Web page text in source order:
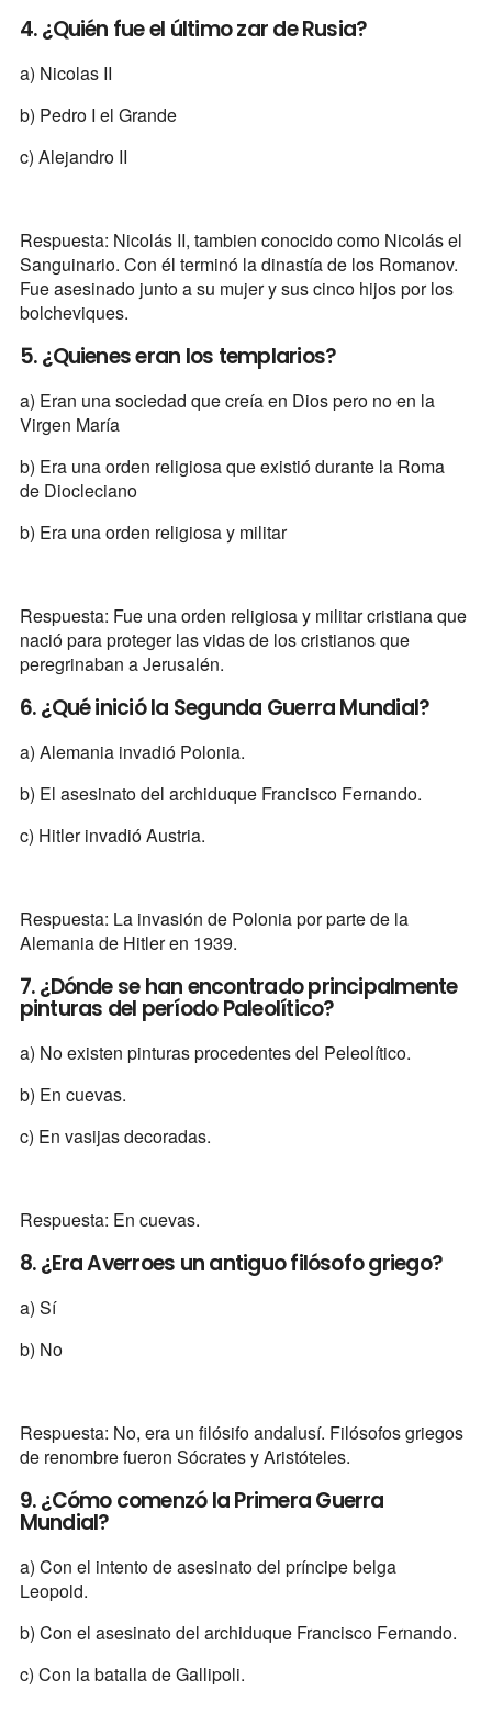
4. ¿Quién fue el último zar de Rusia?
a) Nicolas II
b) Pedro I el Grande
c) Alejandro II
Respuesta: Nicolás II, tambien conocido como Nicolás el
Sanguinario. Con él terminó la dinastía de los Romanov.
Fue asesinado junto a su mujer y sus cinco hijos por los
bolcheviques.
5. ¿Quienes eran los templarios?
a) Eran una sociedad que creía en Dios pero no en la
Virgen María
b) Era una orden religiosa que existió durante la Roma
de Diocleciano
b) Era una orden religiosa y militar
Respuesta: Fue una orden religiosa y militar cristiana que
nació para proteger las vidas de los cristianos que
peregrinaban a Jerusalén.
6. ¿Qué inició la Segunda Guerra Mundial?
a) Alemania invadió Polonia.
b) El asesinato del archiduque Francisco Fernando.
c) Hitler invadió Austria.
Respuesta: La invasión de Polonia por parte de la
Alemania de Hitler en 1939.
7. ¿Dónde se han encontrado principalmente
pinturas del período Paleolítico?
a) No existen pinturas procedentes del Peleolítico.
b) En cuevas.
c) En vasijas decoradas.
Respuesta: En cuevas.
8. ¿Era Averroes un antiguo filósofo griego?
a) Sí
b) No
Respuesta: No, era un filósifo andalusí. Filósofos griegos
de renombre fueron Sócrates y Aristóteles.
9. ¿Cómo comenzó la Primera Guerra
Mundial?
a) Con el intento de asesinato del príncipe belga
Leopold.
b) Con el asesinato del archiduque Francisco Fernando.
c) Con la batalla de Gallipoli.